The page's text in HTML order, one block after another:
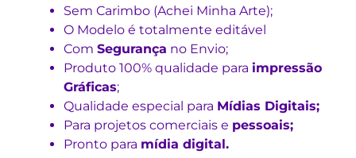
Sem Carimbo (Achei Minha Arte);
O Modelo é totalmente editável
Com Segurança no Envio;
Produto 100% qualidade para impressão
Gráficas;
Qualidade especial para Mídias Digitais;
Para projetos comerciais e pessoais;
Pronto para mídia digital.